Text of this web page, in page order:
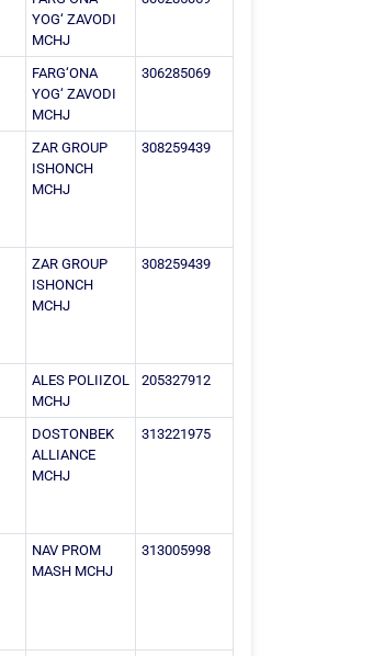
YOG‘ ZAVODI
MCHJ
FARG‘ONA
YOG‘ ZAVODI
MCHJ
306285069
ZAR GROUP
ISHONCH
MCHJ
308259439
ZAR GROUP
ISHONCH
MCHJ
308259439
ALES POLIIZOL
MCHJ
205327912
DOSTONBEK
ALLIANCE
MCHJ
313221975
NAV PROM
MASH MCHJ
313005998